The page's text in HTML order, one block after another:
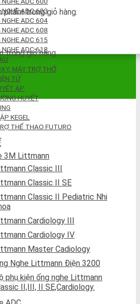
phẩm trong giỏ hàng.
trong giỏ hàng.
NGHE ADC 603
NGHE ADC 604
NGHE ADC 608
NGHE ADC 615
NGHE ADC 618
MÁY TRỢ THỞ
TỬ
ÁP
HUYẾT
KEGEL
THỂ THAO FUTURO
3M Littmann
Classic III
Classic II SE
Classic II Pediatric Nhi
Cardiology III
Cardiology IV
Master Cadiology
Nghe Littmann Điện 3200
phụ kiện ống nghe Littmann
II,III, II SE,Cardiology.